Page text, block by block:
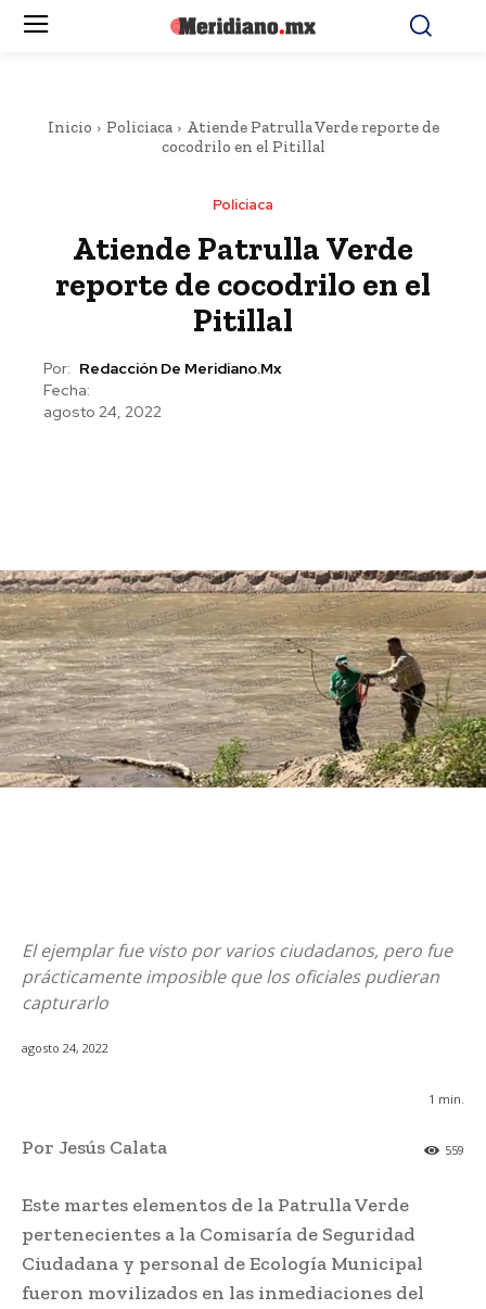
Inicio Policiaca
Atiende Patrulla Verde reporte de
cocodrilo en el Pitillal
Policiaca
Atiende Patrulla Verde
reporte de cocodrilo en el
Pitillal
Por: Redacción De Meridiano.mx
Fecha:
agosto 24, 2022
El ejemplar fue visto por varios ciudadanos, pero fue
prácticamente imposible que los oficiales pudieran
capturarlo
agosto 24, 2022
1 min.
559
Por Jesús Calata
Este martes elementos de la Patrulla Verde
pertenecientes a la Comisaría de Seguridad
Ciudadana y personal de Ecología Municipal
fueron movilizados en las inmediaciones del